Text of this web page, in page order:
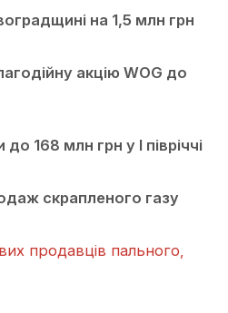
на 1,5 млн грн
акцію WOG до
168 млн грн у І півріччі
скрапленого газу
продавців пального,